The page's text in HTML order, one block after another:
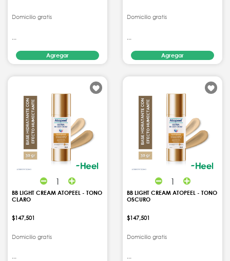
Domicilio gratis
Agregar
Domicilio gratis
Agregar
1
BB LIGHT CREAM ATOPEEL - TONO
CLARO
$147,501
Domicilio gratis
1
BB LIGHT CREAM ATOPEEL - TONO
OSCURO
$147,501
Domicilio gratis